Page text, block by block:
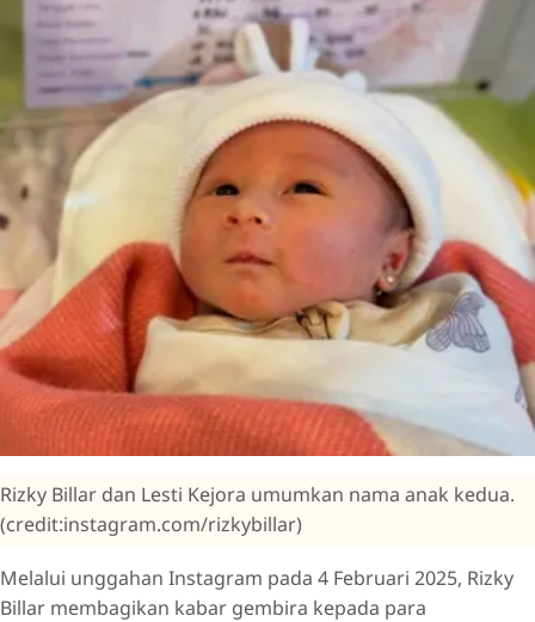
Rizky Billar dan Lesti Kejora umumkan nama anak kedua.
(credit:instagram.com/rizkybillar)
Melalui unggahan Instagram pada 4 Februari 2025, Rizky
Billar membagikan kabar gembira kepada para